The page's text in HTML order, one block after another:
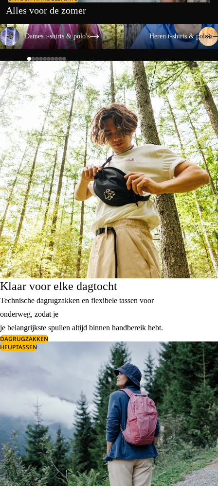
Alles voor de zomer
Dames t-shirts & polo's
Dames t-shirts & polo's
Heren t-shirts & polo's
Heren t-shirts & polo's
Klaar voor elke dagtocht
Technische dagrugzakken en flexibele tassen voor
onderweg, zodat je
je belangrijkste spullen altijd binnen handbereik hebt.
DAGRUGZAKKEN
HEUPTASSEN